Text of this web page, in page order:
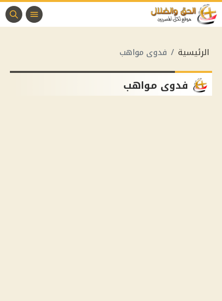
الرئيسية فدوى مواهب
فدوى مواهب